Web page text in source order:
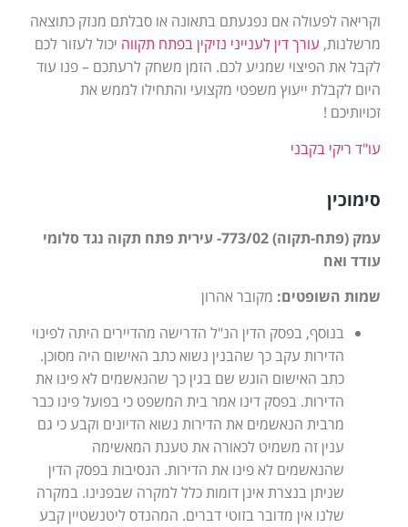
וקריאה לפעולה אם נפגעתם בתאונה או סבלתם מנזק כתוצאה
מרשלנות, עורך דין לענייני נזיקין בפתח תקווה יכול לעזור לכם
לקבל את הפיצוי שמגיע לכם. הזמן משחק לרעתכם – פנו עוד
היום לקבלת ייעוץ משפטי מקצועי והתחילו לממש את
זכויותיכם !
עו"ד ריקי בקבני
סימוכין
עמק (פתח-תקוה) 773/02- עירית פתח תקוה נגד סלומי
עודד ואח
שמות השופטים: מקובר אהרון
בנוסף, בפסק הדין הנ"ל הדרישה מהדיירים היתה לפינוי
הדירות עקב כך שהבנין נשוא כתב האישום היה מסוכן.
כתב האישום הוגש שם בגין כך שהנאשמים לא פינו את
הדירות. בפסק דינו אמר בית המשפט כי בפועל פינו כבר
מרבית הנאשמים את הדירות נשוא הדיונים וקבע כי גם
ענין זה משמיט לכאורה את טענת המאשימה
שהנאשמים לא פינו את הדירות. הנסיבות בפסק הדין
שניתן בנצרת אינן דומות כלל למקרה שבפנינו. במקרה
שלנו אין מדובר בזוטי דברים. המהנדס ליטנשטיין קבע